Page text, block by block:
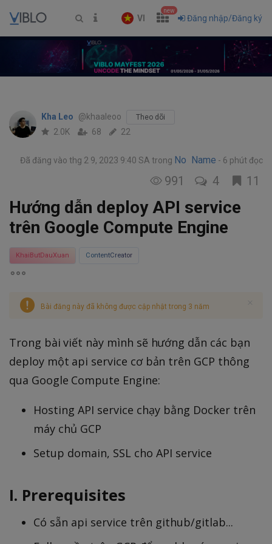
VI
new
Đăng nhập/Đăng ký
Kha Leo @khaaleoo Theo dõi
2.0K 68 22
Đã đăng vào thg 2 9, 2023 9:40 SA trong No Name 6 phút đọc
991 4 11
Hướng dẫn deploy API service
trên Google Compute Engine
KhaiButDauXuan ContentCreator
Bài đăng này đã không được cập nhật trong 3 năm
Trong bài viết này mình sẽ hướng dẫn các bạn
deploy một api service cơ bản trên GCP thông
qua Google Compute Engine:
Hosting API service chạy bằng Docker trên
máy chủ GCP
Setup domain, SSL cho API service
I. Prerequisites
Có sẵn api service trên github/gitlab...